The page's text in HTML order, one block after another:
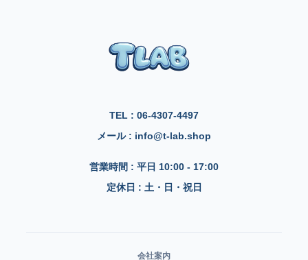
TEL : 06-4307-4497
メール : info@t-lab.shop
営業時間 : 平日 10:00 - 17:00
定休日 : 土・日・祝日
会社案内